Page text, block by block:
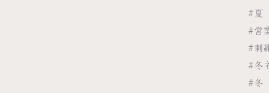
#夏
#営
#刺
#冬
#冬